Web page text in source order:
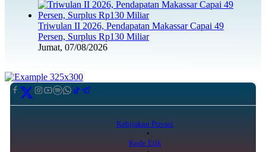
Triwulan II 2026, Pendapatan Makassar Capai 49
Persen, Surplus Rp130 Miliar
Jumat, 07/08/2026
Kebijakan Privasi
Kode Etik